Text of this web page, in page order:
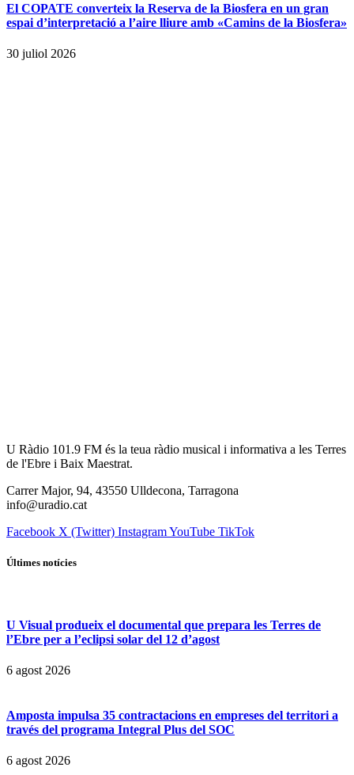
El COPATE converteix la Reserva de la Biosfera en un gran
espai d’interpretació a l’aire lliure amb «Camins de la Biosfera»
30 juliol 2026
U Ràdio 101.9 FM és la teua ràdio musical i informativa a les Terres
de l'Ebre i Baix Maestrat.
Carrer Major, 94, 43550 Ulldecona, Tarragona
info@uradio.cat
Facebook X (Twitter) InstagramYouTube TikTok
Últimes notícies
U Visual produeix el documental que prepara les Terres de
l’Ebre per a l’eclipsi solar del 12 d’agost
6 agost 2026
Amposta impulsa 35 contractacions en empreses del territori a
través del programa Integral Plus del SOC
6 agost 2026